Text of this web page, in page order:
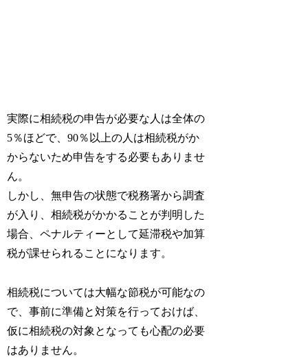
実際に相続税の申告が必要な人は全体の
5％ほどで、90％以上の人は相続税がか
からないため申告をする必要もありませ
ん。
しかし、無申告の状態で税務署から調査
が入り、相続税がかかることが判明した
場合、ペナルティーとして延滞税や加算
税が課せられることになります。
相続税については大幅な節税が可能なの
で、事前に準備と対策を行っておけば、
仮に相続税の対象となっても心配の必要
はありません。